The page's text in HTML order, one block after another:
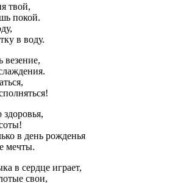
твой,
покой.
в воду.
в день рожденья
мечты.
в сердце играет,
свои,